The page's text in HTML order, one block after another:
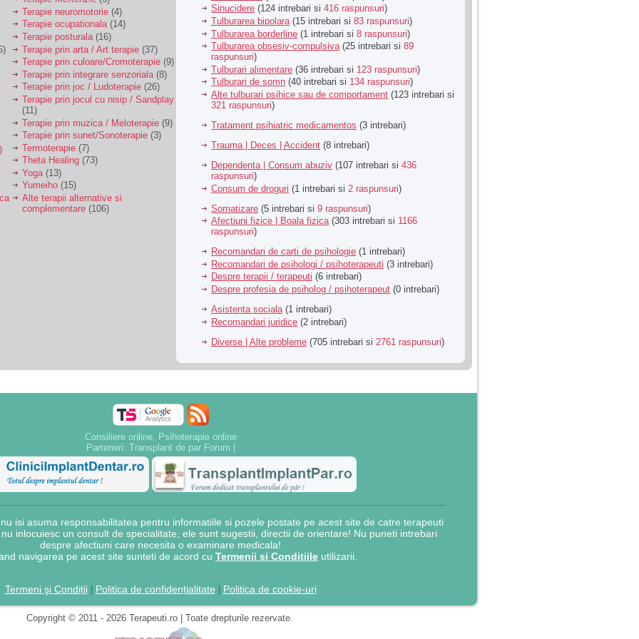
Terapie neuromotorie (4)
Terapie ocupationala(14)
Terapie posturala (16)
Terapie prin arta / Art terapie (37)
Terapie prin culoare/Cromoterapie (9)
Terapie prin integrare senzoriala (8)
Terapie prin joc / Ludoterapie (26)
Terapie prin jocul cu nisip / Sandplay
(11)
Terapie prin muzica / Meloterapie (9)
Terapie prin sunet/Sonoterapie (3)
Termoterapie (7)
Theta Healing (73)
Yoga (13)
Yumeiho (15)
Alte terapii alternative si
complementare (106)
Sinucidere (124 intrebari si 416 raspunsuri)
Tulburarea bipolara(15 intrebari si 83 raspunsuri)
Tulburarea borderline (1 intrebari si 8 raspunsuri)
Tulburarea obsesiv-compulsiva(25 intrebari si 89
raspunsuri)
Tulburari alimentare (36 intrebari si 123 raspunsuri)
Tulburari de somn (40 intrebari si 134 raspunsuri)
Alte tulburari psihice sau de comportament (123 intrebari si
321 raspunsuri)
Tratament psihiatric medicamentos (3 intrebari)
Trauma | Deces | Accident (8 intrebari)
Dependenta | Consum abuziv (107 intrebari si 436
raspunsuri)
Consum de droguri (1 intrebari si 2 raspunsuri)
Somatizare (5 intrebari si 9 raspunsuri)
Afectiuni fizice | Boala fizica(303 intrebari si 1166
raspunsuri)
Recomandari de carti de psihologie (1 intrebari)
Recomandari de psihologi / psihoterapeuti (3 intrebari)
Despre terapii / terapeuti (6 intrebari)
Despre profesia de psiholog / psihoterapeut (0 intrebari)
Asistenta sociala (1 intrebari)
Recomandari juridice (2 intrebari)
Diverse | Alte probleme (705 intrebari si 2761 raspunsuri)
Consiliere online, Psihoterapie online
Parteneri: Transplant de par Forum
isi asuma responsabilitatea pentru informatiile si pozele postate pe acest site de catre terapeuti
inlocuiesc un consult de specialitate, ele sunt sugestii, directii de orientare! Nu puneti intrebari
despre afectiuni care necesita o examinare medicala!
navigarea pe acest site sunteti de acord cu Termenii si Conditiile utilizarii.
Termeni şi Condiții| Politica de confidențialitate Politica de cookie-uri
Copyright © 2011 - 2026 Terapeuti.ro | Toate drepturile rezervate.